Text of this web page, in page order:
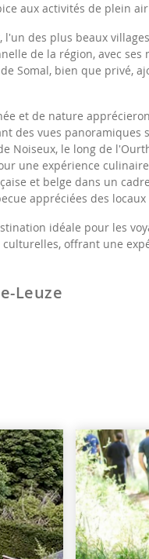
aux activités de plein
l'un des plus beaux
de la région, avec ses
Somal, bien que privé,
et de nature
des vues panoramiques
Noiseux, le long de
une expérience
et belge dans un
appréciées des
idéale pour les
culturelles, offrant une
Leuze